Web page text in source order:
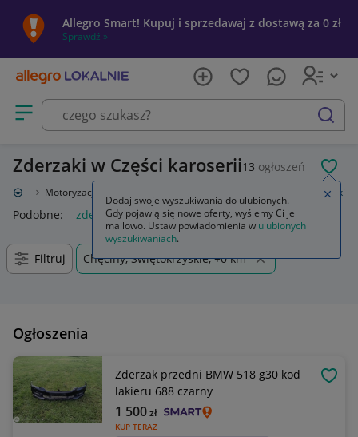
Allegro Smart! Kupuj i sprzedawaj z dostawą za 0 zł
Sprawdź »
Otwórz menu z kategoriami
szukaj
Zderzaki w Części karoserii13 ogłoszeń
Motoryzacja Zderzaki
Podobne: zderzak bmw e90 lci m pakiet zderzak zderzaki
Filtruj Chęciny, Świętokrzyskie, +0 km
Ogłoszenia
Zderzak przedni BMW 518 g30 kod
lakieru 688 czarny
KUP TERAZ
1 500zł
Dodaj swoje wyszukiwania do ulubionych.
Gdy pojawią się nowe oferty, wyślemy Ci je
mailowo. Ustaw powiadomienia w ulubionych
wyszukiwaniach.